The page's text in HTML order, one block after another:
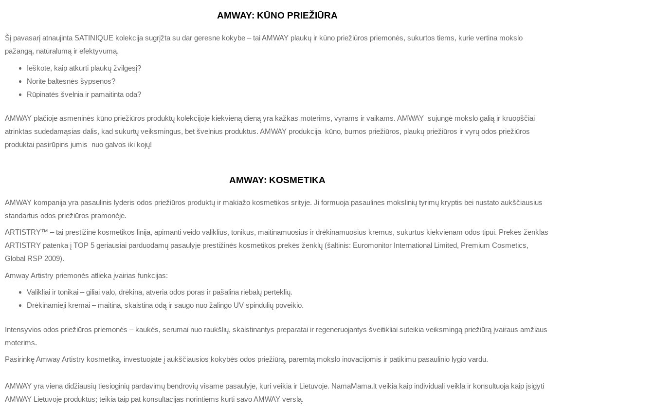
AMWAY: KŪNO PRIEŽIŪRA
Šį pavasarį atnaujinta SATINIQUE kolekcija sugrįžta su dar geresne kokybe – tai AMWAY plaukų ir kūno priežiūros priemonės, sukurtos tiems, kurie vertina mokslo
pažangą, natūralumą ir efektyvumą.
Ieškote, kaip atkurti plaukų žvilgesį?
Norite baltesnės šypsenos?
Rūpinatės švelnia ir pamaitinta oda?
AMWAY plačioje asmeninės kūno priežiūros produktų kolekcijoje kiekvieną dieną yra kažkas moterims, vyrams ir vaikams. AMWAY sujungė mokslo galią ir kruopščiai
atrinktas sudedamąsias dalis, kad sukurtų veiksmingus, bet švelnius produktus. AMWAY produkcija kūno, burnos priežiūros, plaukų priežiūros ir vyrų odos priežiūros
produktai pasirūpins jumis nuo galvos iki kojų!
AMWAY: KOSMETIKA
AMWAY kompanija yra pasaulinis lyderis odos priežiūros produktų ir makiažo kosmetikos srityje. Ji formuoja pasaulines mokslinių tyrimų kryptis bei nustato aukščiausius
standartus odos priežiūros pramonėje.
ARTISTRY™ – tai prestižinė kosmetikos linija, apimanti veido valiklius, tonikus, maitinamuosius ir drėkinamuosius kremus, sukurtus kiekvienam odos tipui. Prekės ženklas
ARTISTRY patenka į TOP 5 geriausiai parduodamų pasaulyje prestižinės kosmetikos prekės ženklų (šaltinis: Euromonitor International Limited, Premium Cosmetics,
Global RSP 2009).
Amway Artistry priemonės atlieka įvairias funkcijas:
Valikliai ir tonikai – giliai valo, drėkina, atveria odos poras ir pašalina riebalų perteklių.
Drėkinamieji kremai – maitina, skaistina odą ir saugo nuo žalingo UV spindulių poveikio.
Intensyvios odos priežiūros priemonės – kaukės, serumai nuo raukšlių, skaistinantys preparatai ir regeneruojantys šveitikliai suteikia veiksmingą priežiūrą įvairaus amžiaus
moterims.
Pasirinkę Amway Artistry kosmetiką, investuojate į aukščiausios kokybės odos priežiūrą, paremtą mokslo inovacijomis ir patikimu pasaulinio lygio vardu.
AMWAY yra viena didžiausių tiesioginių pardavimų bendrovių visame pasaulyje, kuri veikia ir Lietuvoje. NamaMama.lt veikia kaip individuali veikla ir konsultuoja kaip įsigyti
AMWAY Lietuvoje produktus; teikia taip pat konsultacijas norintiems kurti savo AMWAY verslą.